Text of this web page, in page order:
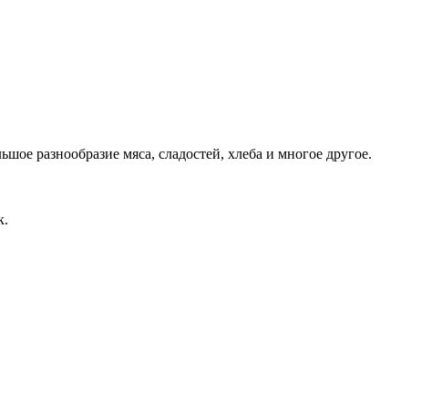
разнообразие мяса, сладостей, хлеба и многое другое.